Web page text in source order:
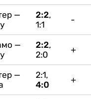
—
2:2,
1:1
-
—
2:2,
2:0
+
—
2:1,
4:0
+